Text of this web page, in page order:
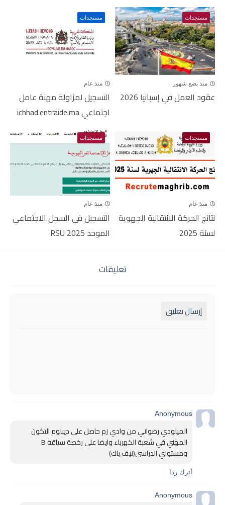
مستجدات
منذ بضع شهور
عقود العمل في إسبانيا 2026
مستجدات
منذ عام
التسجيل لمزاولة مهنة عامل
اجتماعي ichhad.entraide.ma
مستجدات
منذ عام
نتائج الحركة الانتقالية الجهوية
لسنة 2025
مستجدات
منذ عام
التسجيل في السجل الاجتماعي
الموحد RSU 2025
تعليقات
إرسال تعليق
Anonymous
ومستواي الدراسي(نيف باك)
أترك ردا
Anonymous